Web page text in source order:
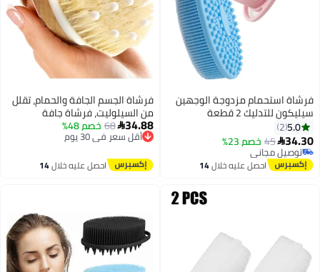
الوجهين
خلال14
فرشاة الجسم الجافة والحمام، تقلل
من السيلوليت، فرشاة جافة
للسيلوليت والتصريف اللمفاوي،
فرشاة تقشير مع عقيدات تدليك
ناعمة، فرشاة استحمام لتنظيف
الجسم
خصم 48%
احصل عليه خلال14
اغسطس